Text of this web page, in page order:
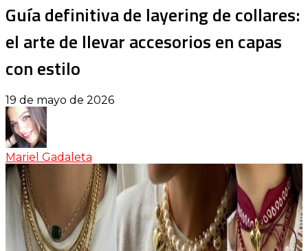
Guía definitiva de layering de collares:
el arte de llevar accesorios en capas
con estilo
19 de mayo de 2026
Mariel Gadaleta